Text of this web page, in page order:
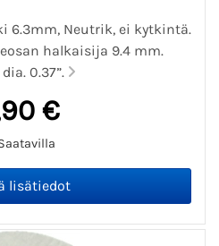
6.3mm, Neutrik, ei kytkintä.
halkaisija 9.4 mm.
0.37”.
€